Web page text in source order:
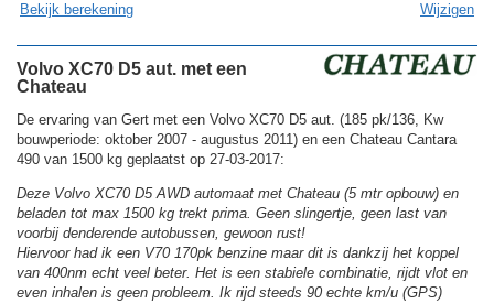
Bekijk berekening Wijzigen
Volvo XC70 D5 aut. met een
Chateau
De ervaring van Gert met een Volvo XC70 D5 aut. (185 pk/136, Kw
bouwperiode: oktober 2007 - augustus 2011) en een Chateau Cantara
490 van 1500 kg geplaatst op 27-03-2017:
Deze Volvo XC70 D5 AWD automaat met Chateau (5 mtr opbouw) en
beladen tot max 1500 kg trekt prima. Geen slingertje, geen last van
voorbij denderende autobussen, gewoon rust!
Hiervoor had ik een V70 170pk benzine maar dit is dankzij het koppel
van 400nm echt veel beter. Het is een stabiele combinatie, rijdt vlot en
even inhalen is geen probleem. Ik rijd steeds 90 echte km/u (GPS)